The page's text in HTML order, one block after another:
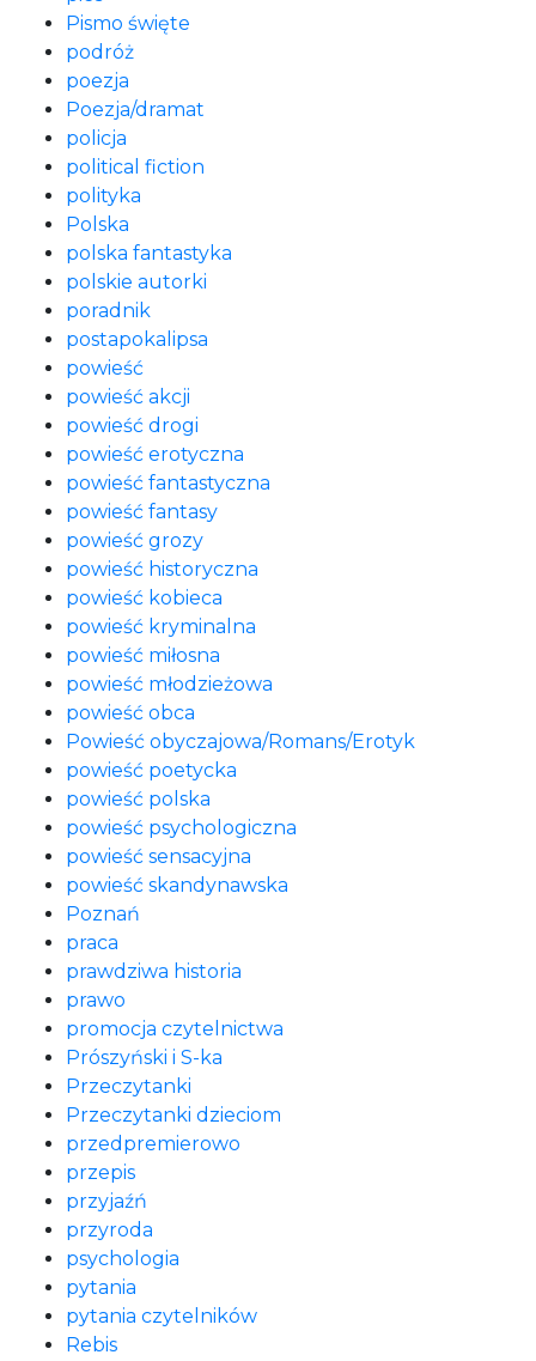
Pismo święte
podróż
poezja
Poezja/dramat
policja
political fiction
polityka
Polska
polska fantastyka
polskie autorki
poradnik
postapokalipsa
powieść
powieść akcji
powieść drogi
powieść erotyczna
powieść fantastyczna
powieść fantasy
powieść grozy
powieść historyczna
powieść kobieca
powieść kryminalna
powieść miłosna
powieść młodzieżowa
powieść obca
Powieść obyczajowa/Romans/Erotyk
powieść poetycka
powieść polska
powieść psychologiczna
powieść sensacyjna
powieść skandynawska
Poznań
praca
prawdziwa historia
prawo
promocja czytelnictwa
Prószyński i S-ka
Przeczytanki
Przeczytanki dzieciom
przedpremierowo
przepis
przyjaźń
przyroda
psychologia
pytania
pytania czytelników
Rebis